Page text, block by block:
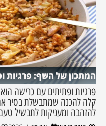
המתכון של השף: פרגיות
פרגיות ופתיתים עם כרישה
קלה להכנה שמתבשלת בסיר
להזהבה ומעניקות לתבשיל